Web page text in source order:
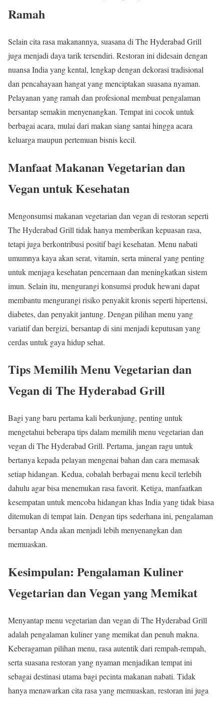
Ramah
Selain cita rasa makanannya, suasana di The Hyderabad Grill
juga menjadi daya tarik tersendiri. Restoran ini didesain dengan
nuansa India yang kental, lengkap dengan dekorasi tradisional
dan pencahayaan hangat yang menciptakan suasana nyaman.
Pelayanan yang ramah dan profesional membuat pengalaman
bersantap semakin menyenangkan. Tempat ini cocok untuk
berbagai acara, mulai dari makan siang santai hingga acara
keluarga maupun pertemuan bisnis kecil.
Manfaat Makanan Vegetarian dan
Vegan untuk Kesehatan
Mengonsumsi makanan vegetarian dan vegan di restoran seperti
The Hyderabad Grill tidak hanya memberikan kepuasan rasa,
tetapi juga berkontribusi positif bagi kesehatan. Menu nabati
umumnya kaya akan serat, vitamin, serta mineral yang penting
untuk menjaga kesehatan pencernaan dan meningkatkan sistem
imun. Selain itu, mengurangi konsumsi produk hewani dapat
membantu mengurangi risiko penyakit kronis seperti hipertensi,
diabetes, dan penyakit jantung. Dengan pilihan menu yang
variatif dan bergizi, bersantap di sini menjadi keputusan yang
cerdas untuk gaya hidup sehat.
Tips Memilih Menu Vegetarian dan
Vegan di The Hyderabad Grill
Bagi yang baru pertama kali berkunjung, penting untuk
mengetahui beberapa tips dalam memilih menu vegetarian dan
vegan di The Hyderabad Grill. Pertama, jangan ragu untuk
bertanya kepada pelayan mengenai bahan dan cara memasak
setiap hidangan. Kedua, cobalah berbagai menu kecil terlebih
dahulu agar bisa menemukan rasa favorit. Ketiga, manfaatkan
kesempatan untuk mencoba hidangan khas India yang tidak biasa
ditemukan di tempat lain. Dengan tips sederhana ini, pengalaman
bersantap Anda akan menjadi lebih menyenangkan dan
memuaskan.
Kesimpulan: Pengalaman Kuliner
Vegetarian dan Vegan yang Memikat
Menyantap menu vegetarian dan vegan di The Hyderabad Grill
adalah pengalaman kuliner yang memikat dan penuh makna.
Keberagaman pilihan menu, rasa autentik dari rempah-rempah,
serta suasana restoran yang nyaman menjadikan tempat ini
sebagai destinasi utama bagi pecinta makanan nabati. Tidak
hanya menawarkan cita rasa yang memuaskan, restoran ini juga